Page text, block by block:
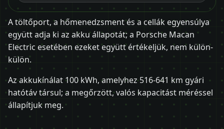
A töltőport, a hőmenedzsment és a cellák egyensúlya
együtt adja ki az akku állapotát; a Porsche Macan
Electric esetében ezeket együtt értékeljük, nem külön-
külön.
Az akkukínálat 100 kWh, amelyhez 516-641 km gyári
hatótáv társul; a megőrzött, valós kapacitást méréssel
állapítjuk meg.